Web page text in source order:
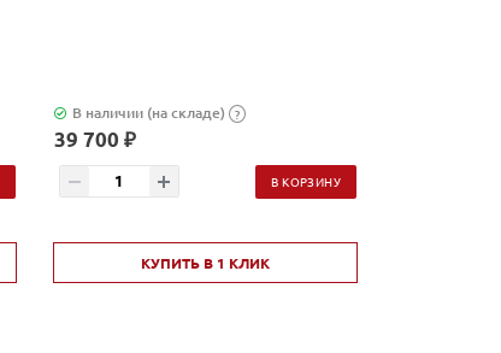
В наличии (на складе) ?
39 700 ₽
В КОРЗИНУ
КУПИТЬ В 1 КЛИК